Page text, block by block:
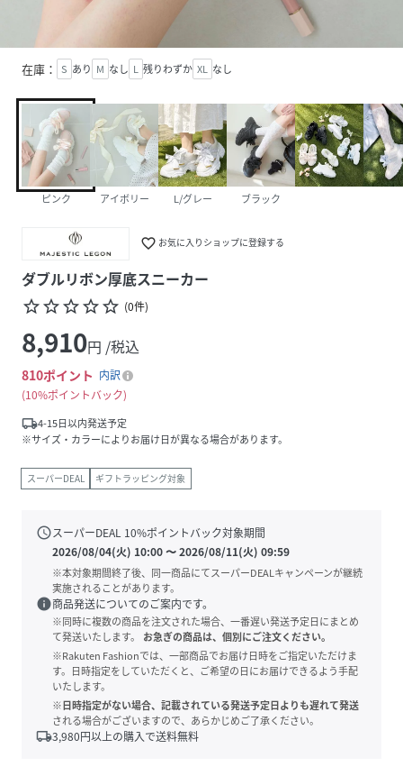
在庫： S あり M なし L 残りわずか XL なし
ピンク アイボリー L/グレー ブラック
favorite_border お気に入りショップに登録する
ダブルリボン厚底スニーカー
star_borderstar_borderstar_borderstar_borderstar_border (0件)
8,910円 /税込
810ポイント 内訳
10%ポイントバック
local_shipping4-15日以内発送予定
※サイズ・カラーによりお届け日が異なる場合があります。
スーパーDEAL ギフトラッピング対象
scheduleスーパーDEAL 10%ポイントバック対象期間
2026/08/04(火) 10:00〜2026/08/11(火) 09:59
※本対象期間終了後、同一商品にてスーパーDEALキャンペーンが継続
実施されることがあります。
info商品発送についてのご案内です。
※同時に複数の商品を注文された場合、一番遅い発送予定日にまとめ
て発送いたします。
お急ぎの商品は、個別にご注文ください。
※Rakuten Fashionでは、一部商品でお届け日時をご指定いただけま
す。日時指定をしていただくと、ご希望の日にお届けできるよう手配
いたします。
※日時指定がない場合、記載されている発送予定日よりも遅れて発送
される場合がございますので、あらかじめご了承ください。
local_shipping3,980円以上の購入で送料無料